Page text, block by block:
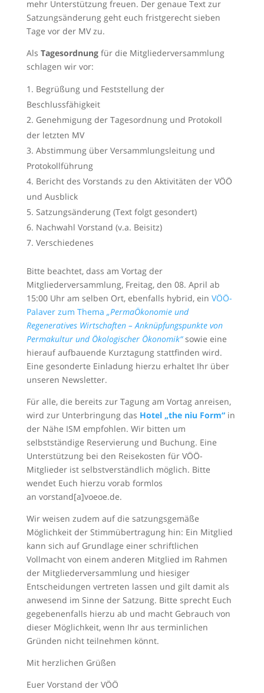
mehr Unterstützung freuen. Der genaue Text zur
Satzungsänderung geht euch fristgerecht sieben
Tage vor der MV zu.
Als Tagesordnung für die Mitgliederversammlung
schlagen wir vor:
Begrüßung und Feststellung der
Beschlussfähigkeit
Genehmigung der Tagesordnung und Protokoll
der letzten MV
Abstimmung über Versammlungsleitung und
Protokollführung
Bericht des Vorstands zu den Aktivitäten der VÖÖ
und Ausblick
Satzungsänderung (Text folgt gesondert)
Nachwahl Vorstand (v.a. Beisitz)
Verschiedenes
Bitte beachtet, dass am Vortag der
Mitgliederversammlung, Freitag, den 08. April ab
15:00 Uhr am selben Ort, ebenfalls hybrid, ein VÖÖ-
Palaver zum Thema „PermaÖkonomie und
Regeneratives Wirtschaften – Anknüpfungspunkte von
Permakultur und Ökologischer Ökonomik“ sowie eine
hierauf aufbauende Kurztagung stattfinden wird.
Eine gesonderte Einladung hierzu erhaltet Ihr über
unseren Newsletter.
Für alle, die bereits zur Tagung am Vortag anreisen,
wird zur Unterbringung das Hotel „the niu Form“ in
der Nähe ISM empfohlen. Wir bitten um
selbstständige Reservierung und Buchung. Eine
Unterstützung bei den Reisekosten für VÖÖ-
Mitglieder ist selbstverständlich möglich. Bitte
wendet Euch hierzu vorab formlos
an vorstand[a]voeoe.de.
Wir weisen zudem auf die satzungsgemäße
Möglichkeit der Stimmübertragung hin: Ein Mitglied
kann sich auf Grundlage einer schriftlichen
Vollmacht von einem anderen Mitglied im Rahmen
der Mitgliederversammlung und hiesiger
Entscheidungen vertreten lassen und gilt damit als
anwesend im Sinne der Satzung. Bitte sprecht Euch
gegebenenfalls hierzu ab und macht Gebrauch von
dieser Möglichkeit, wenn Ihr aus terminlichen
Gründen nicht teilnehmen könnt.
Mit herzlichen Grüßen
Euer Vorstand der VÖÖ